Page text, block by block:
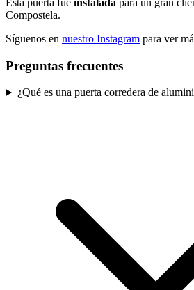
Compostela.
Síguenos en nuestro Instagram para ver
Preguntas frecuentes
¿Qué es una puerta corredera de